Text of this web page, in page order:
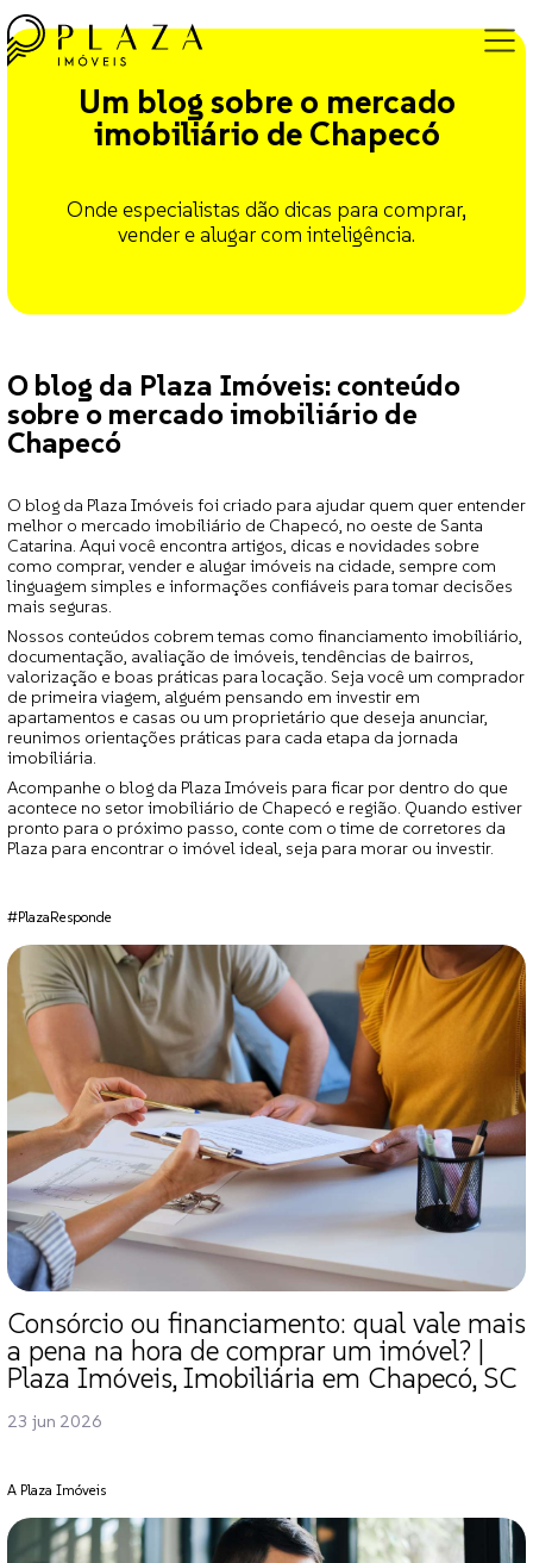
Um blog sobre o mercado
imobiliário de Chapecó
Onde especialistas dão dicas para comprar,
vender e alugar com inteligência.
O blog da Plaza Imóveis: conteúdo
sobre o mercado imobiliário de
Chapecó
O blog da Plaza Imóveis foi criado para ajudar quem quer entender
melhor o mercado imobiliário de Chapecó, no oeste de Santa
Catarina. Aqui você encontra artigos, dicas e novidades sobre
como comprar, vender e alugar imóveis na cidade, sempre com
linguagem simples e informações confiáveis para tomar decisões
mais seguras.
Nossos conteúdos cobrem temas como financiamento imobiliário,
documentação, avaliação de imóveis, tendências de bairros,
valorização e boas práticas para locação. Seja você um comprador
de primeira viagem, alguém pensando em investir em
apartamentos e casas ou um proprietário que deseja anunciar,
reunimos orientações práticas para cada etapa da jornada
imobiliária.
Acompanhe o blog da Plaza Imóveis para ficar por dentro do que
acontece no setor imobiliário de Chapecó e região. Quando estiver
pronto para o próximo passo, conte com o time de corretores da
Plaza para encontrar o imóvel ideal, seja para morar ou investir.
#PlazaResponde
Consórcio ou financiamento: qual vale mais
a pena na hora de comprar um imóvel? |
Plaza Imóveis, Imobiliária em Chapecó, SC
23 jun 2026
A Plaza Imóveis